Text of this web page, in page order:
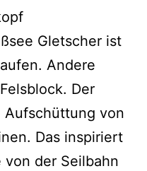
Gletscher ist
Andere
Der
von
Das inspiriert
der Seilbahn